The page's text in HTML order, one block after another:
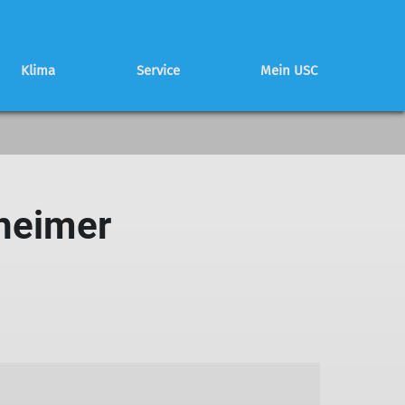
Schwierigkeitsbewertung Programmheft
Partnerhütte Programmheft
Klima Service
Mitglied werden
Mein USC